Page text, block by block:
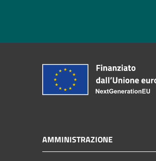
AMMINISTRAZIONE